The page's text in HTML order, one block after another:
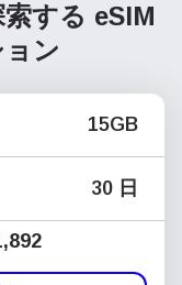
する eSIM
ン
15GB
30 日